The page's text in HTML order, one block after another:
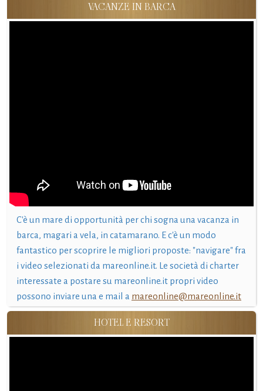
VACANZE IN BARCA
C'è un mare di opportunità per chi sogna una vacanza in
barca, magari a vela, in catamarano. E c'è un modo
fantastico per scoprire le migliori proposte: "navigare" fra
i video selezionati da mareonline.it. Le società di charter
interessate a postare su mareonline.it propri video
possono inviare una e mail a mareonline@mareonline.it
HOTEL E RESORT